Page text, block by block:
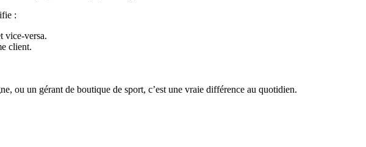
:
vice-versa.
client.
ou un gérant de boutique de sport, c’est une vraie différence au quotidien.